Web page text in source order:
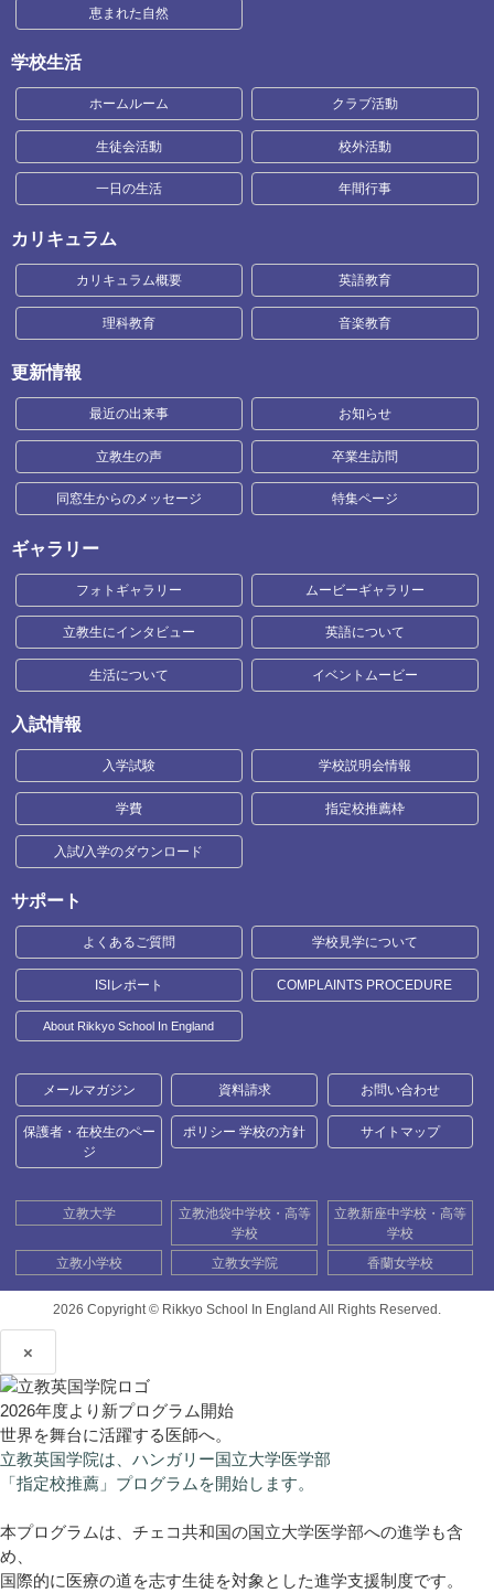
恵まれた自然
学校生活
ホームルーム クラブ活動
生徒会活動 校外活動
一日の生活 年間行事
カリキュラム
カリキュラム概要 英語教育
理科教育 音楽教育
更新情報
最近の出来事 お知らせ
立教生の声 卒業生訪問
同窓生からのメッセージ 特集ページ
ギャラリー
フォトギャラリー ムービーギャラリー
立教生にインタビュー 英語について
生活について イベントムービー
入試情報
入学試験 学校説明会情報
学費 指定校推薦枠
入試/入学のダウンロード
サポート
よくあるご質問 学校見学について
ISIレポート COMPLAINTS PROCEDURE
About Rikkyo School In England
メールマガジン 資料請求 お問い合わせ
保護者・在校生のペー
ジ
ポリシー 学校の方針 サイトマップ
立教大学
立教池袋中学校・高等
学校
立教新座中学校・高等
学校
立教小学校
立教女学院 香蘭女学校
2026 Copyright © Rikkyo School In England All Rights Reserved.
×
2026年度より新プログラム開始
世界を舞台に活躍する医師へ。
立教英国学院は、ハンガリー国立大学医学部
「指定校推薦」プログラムを開始します。
本プログラムは、チェコ共和国の国立大学医学部への進学も含
め、
国際的に医療の道を志す生徒を対象とした進学支援制度です。